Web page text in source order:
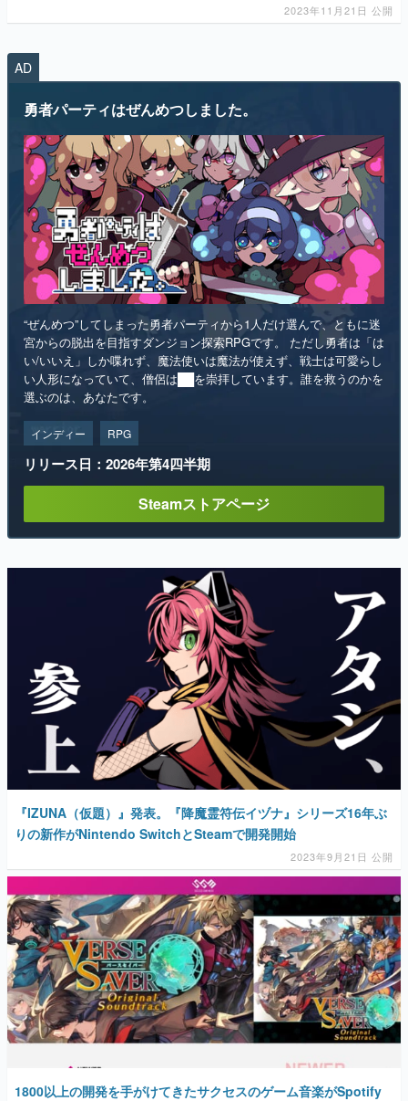
2023年11月21日 公開
AD
勇者パーティはぜんめつしました。
“ぜんめつ”してしまった勇者パーティから1人だけ選んで、ともに迷
宮からの脱出を目指すダンジョン探索RPGです。 ただし勇者は「は
い/いいえ」しか喋れず、魔法使いは魔法が使えず、戦士は可愛らし
い人形になっていて、僧侶は██を崇拝しています。誰を救うのかを
選ぶのは、あなたです。
インディー RPG
リリース日：2026年第4四半期
Steamストアページ
『IZUNA（仮題）』発表。『降魔霊符伝イヅナ』シリーズ16年ぶ
りの新作がNintendo SwitchとSteamで開発開始
2023年9月21日 公開
1800以上の開発を手がけてきたサクセスのゲーム音楽がSpotify